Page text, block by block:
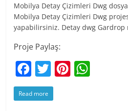
Mobilya Detay Çizimleri Dwg
Mobilya Detay Çizimleri Dwg
yapabilirsiniz. Detay dwg
Proje Paylaş:
F
a
c
T
w
itt
Pi
Read more